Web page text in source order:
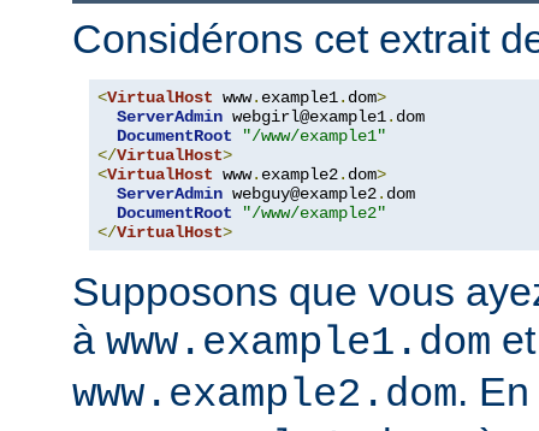
Considérons cet extrait
<VirtualHost www. example1. dom>
ServerAdmin webgirl@example1. dom
DocumentRoot
"/www/example1"
</VirtualHost>
<VirtualHost www. example2. dom>
ServerAdmin webguy@example2. dom
DocumentRoot
"/www/example2"
</VirtualHost>
Supposons que vous
à www.example1.dom
www.example2.dom.